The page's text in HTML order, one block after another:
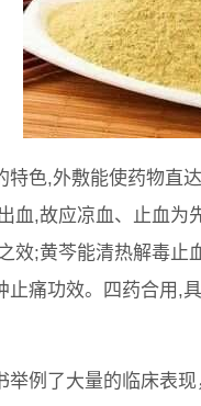
特色,外敷能使药物直
血,故应凉血、止血
效;黄芩能清热解毒
止痛功效。四药合用,
举例了大量的临床表现